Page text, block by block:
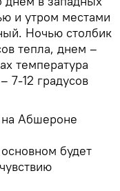
и утром местами
Ночью столбик
тепла, днем –
температура
7-12 градусов
на Абшероне
будет